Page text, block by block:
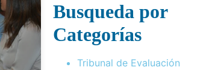
Busqueda por
Categorías
Tribunal de Evaluación